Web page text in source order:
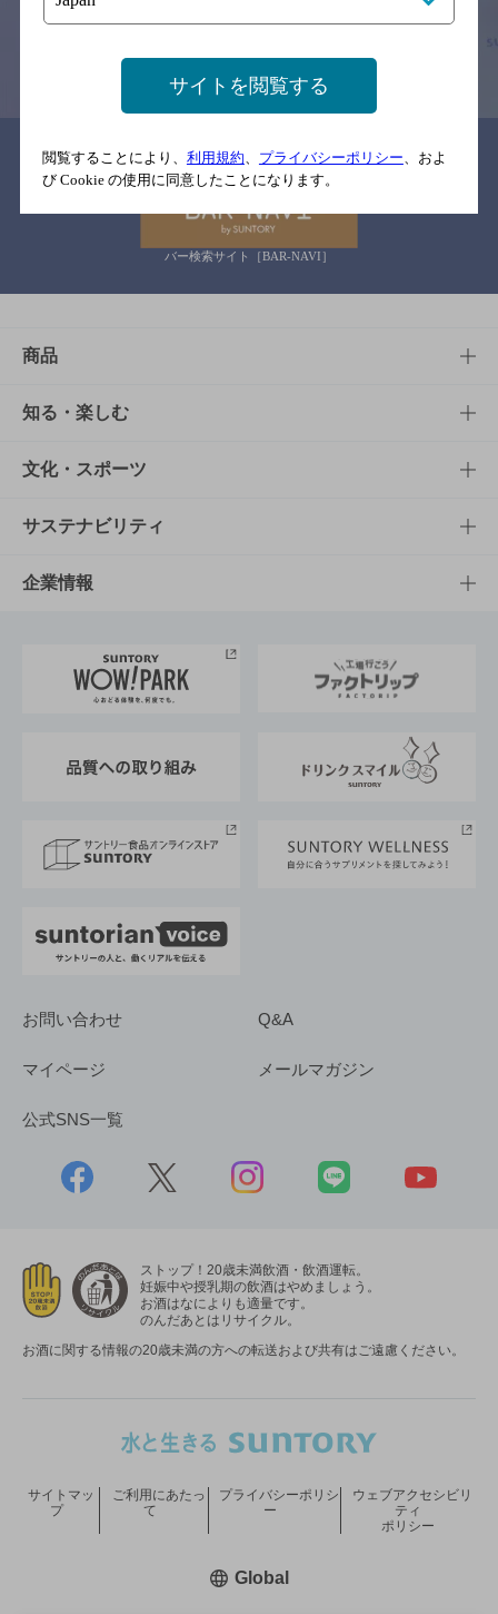
情報提供：ぐるなび
関連リンク
バー検索サイト［BAR-NAVI］
商品
商品TOP
商品一覧
商品発売情報
栄養成分一覧
知る・楽しむ
知る・楽しむTOP
キャンペーン
工場見学
地域情報
文化・スポーツ
文化・スポーツTOP
サントリーホール
サントリーサンバーズ大阪
サステナビリティ
サステナビリティTOP
サントリーが考えるサステナビリティ経営
企業情報
企業概要
採用情報
お問い合わせ Q&A
マイページ メールマガジン
公式SNS一覧
ストップ！20歳未満飲酒・飲酒運転。
妊娠中や授乳期の飲酒はやめましょう。
お酒はなによりも適量です。
のんだあとはリサイクル。
お酒に関する情報の20歳未満の方への転送および共有はご遠慮ください。
サイトマッ
プ
ご利用にあたっ
て
プライバシーポリシ
ー
ウェブアクセシビリ
ティ
ポリシー
Global新しいウィンドウで開く
サイトを閲覧する
閲覧することにより、 利用規約、 プライバシーポリシー、およ
び Cookie の使用に同意したことになります。